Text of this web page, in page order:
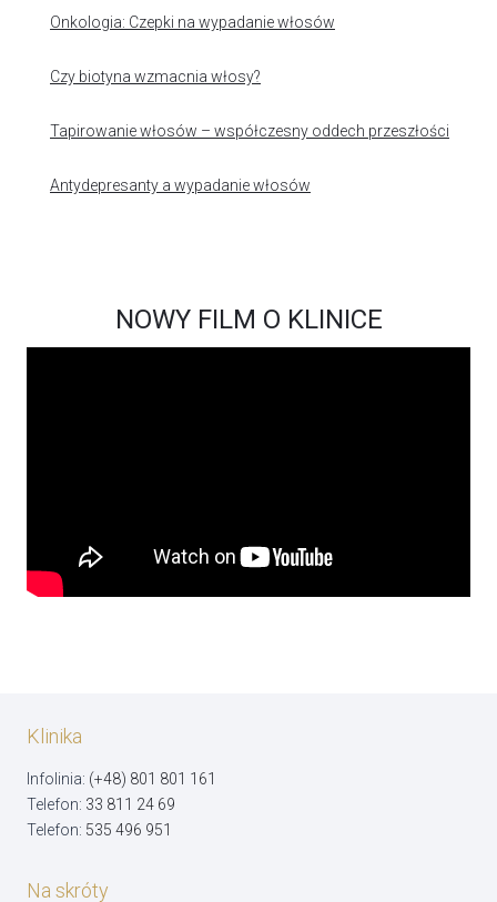
Onkologia: Czepki na wypadanie włosów
Czy biotyna wzmacnia włosy?
Tapirowanie włosów – współczesny oddech przeszłości
Antydepresanty a wypadanie włosów
NOWY FILM O KLINICE
Klinika
Infolinia: (+48) 801 801 161
Telefon: 33 811 24 69
Telefon: 535 496 951
Na skróty